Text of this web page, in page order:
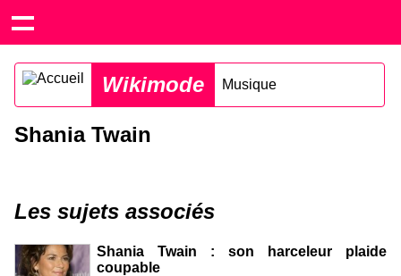
Wikimode Musique
Shania Twain
Les sujets associés
Shania Twain : son harceleur plaide
coupable